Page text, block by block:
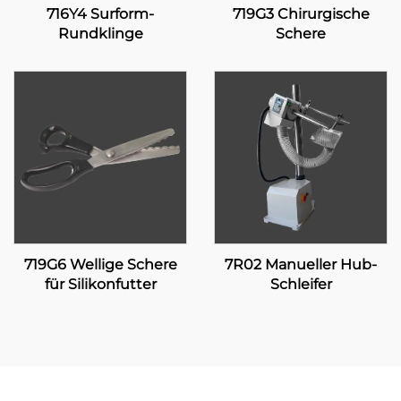
716Y4 Surform-
Rundklinge
719G3 Chirurgische
Schere
719G6 Wellige Schere
für Silikonfutter
7R02 Manueller Hub-
Schleifer